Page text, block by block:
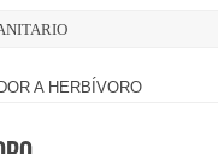
A HERBÍVORO